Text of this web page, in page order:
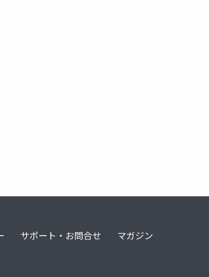
サポート・お問合せ マガジン